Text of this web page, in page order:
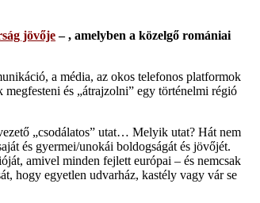
jövője– , amelyben a közelgő romániai
a média, az okos telefonos platformok
és „átrajzolni” egy történelmi régió
„csodálatos” utat… Melyik utat? Hát nem
és gyermei/unokái boldogságát és jövőjét.
amivel minden fejlett európai – és nemcsak
hogy egyetlen udvarház, kastély vagy vár se